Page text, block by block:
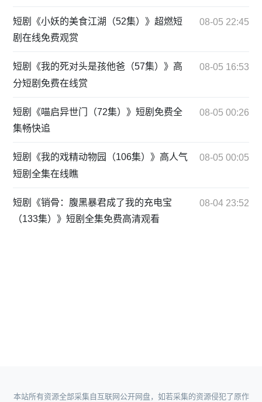
短剧《小妖的美食江湖（52集）》超燃短
剧在线免费观赏
08-05 22:45
短剧《我的死对头是孩他爸（57集）》高
分短剧免费在线赏
08-05 16:53
短剧《喵启异世门（72集）》短剧免费全
集畅快追
08-05 00:26
短剧《我的戏精动物园（106集）》高人气
短剧全集在线瞧
08-05 00:05
短剧《销骨：腹黑暴君成了我的充电宝
（133集）》短剧全集免费高清观看
08-04 23:52
本站所有资源全部采集自互联网公开网盘，如若采集的资源侵犯了原作